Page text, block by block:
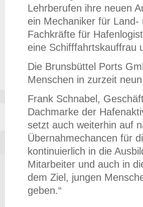
Lehrberufen ihre neuen
ein Mechaniker für
Fachkräfte für
eine Schifffahrtskauffrau
Die Brunsbüttel Ports
Menschen in zurzeit
Frank Schnabel,
Dachmarke der
setzt auch weiterhin auf
Übernahmechancen für
kontinuierlich in die
Mitarbeiter und auch in
dem Ziel, jungen
geben.“